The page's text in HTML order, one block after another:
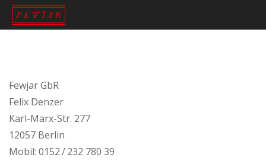
Fewjar GbR
Felix Denzer
Karl-Marx-Str. 277
12057 Berlin
Mobil: 0152 / 232 780 39